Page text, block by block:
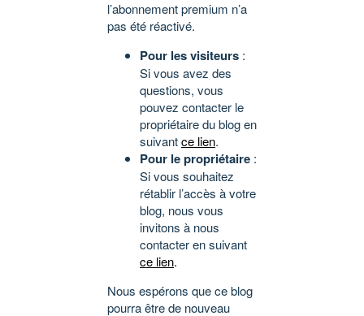
l’abonnement premium n’a
pas été réactivé.
Pour les visiteurs :
Si vous avez des
questions, vous
pouvez contacter le
propriétaire du blog en
suivantce lien.
Pour le propriétaire :
Si vous souhaitez
rétablir l’accès à votre
blog, nous vous
invitons à nous
contacter en suivant
ce lien.
Nous espérons que ce blog
pourra être de nouveau